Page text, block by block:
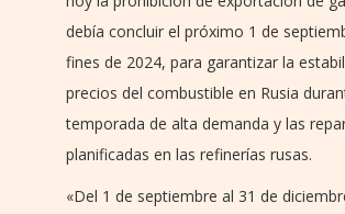
debía concluir el próximo 1 de
fines de 2024, para garantizar la
precios del combustible en Rusia
temporada de alta demanda y las
planificadas en las refinerías rusas.
«Del 1 de septiembre al 31 de